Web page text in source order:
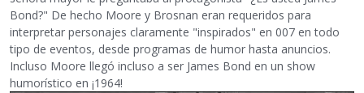
Bond?" De hecho Moore y Brosnan eran requeridos para
interpretar personajes claramente "inspirados" en 007 en todo
tipo de eventos, desde programas de humor hasta anuncios.
Incluso Moore llegó incluso a ser James Bond en un show
humorístico en ¡1964!